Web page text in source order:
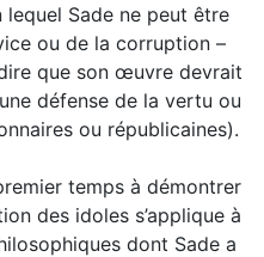
Sade ne peut être
ou de la corruption –
que son œuvre devrait
défense de la vertu ou
ou républicaines).
temps à démontrer
des idoles s’applique à
dont Sade a